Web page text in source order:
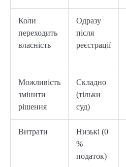
Коли
переходить
власність
Одразу
після
реєстрації
Можливість
змінити
рішення
Складно
(тільки
суд)
Витрати
Низькі (0
%
податок)